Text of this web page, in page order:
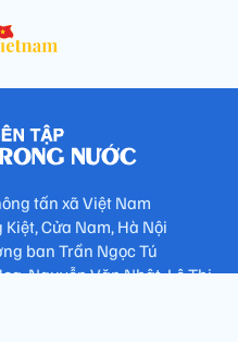
tấn xã Việt Nam
Cửa Nam, Hà Nội
ban Trần Ngọc Tú
Nguyễn Văn Nhật, Lê Thị